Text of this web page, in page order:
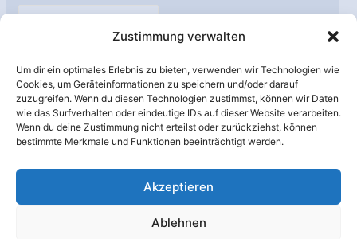
Zustimmung verwalten
Um dir ein optimales Erlebnis zu bieten, verwenden wir Technologien wie
Cookies, um Geräteinformationen zu speichern und/oder darauf
zuzugreifen. Wenn du diesen Technologien zustimmst, können wir Daten
wie das Surfverhalten oder eindeutige IDs auf dieser Website verarbeiten.
Wenn du deine Zustimmung nicht erteilst oder zurückziehst, können
bestimmte Merkmale und Funktionen beeinträchtigt werden.
Akzeptieren
Ablehnen
A
h
i
v
Unterstützt von: